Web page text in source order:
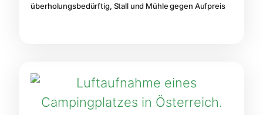
überholungsbedürftig, Stall und Mühle gegen Aufpreis